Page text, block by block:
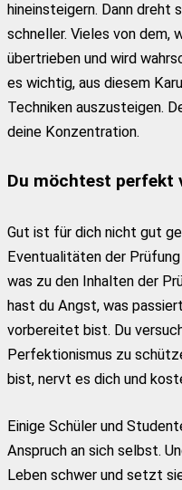
hineinsteigern. Dann dreht
schneller. Vieles von dem,
übertrieben und wird
es wichtig, aus diesem
Techniken auszusteigen.
deine Konzentration.
Du möchtest perfekt
Gut ist für dich nicht gut
Eventualitäten der
was zu den Inhalten der
hast du Angst, was
vorbereitet bist. Du
Perfektionismus zu
bist, nervt es dich und
Einige Schüler und
Anspruch an sich selbst.
Leben schwer und setzt